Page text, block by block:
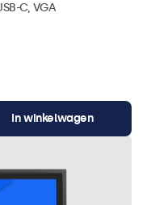
C, VGA
In winkelwagen